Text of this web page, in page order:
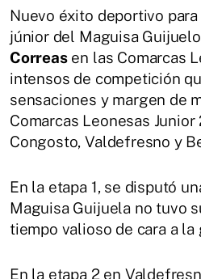
Nuevo éxito deportivo
júnior del Maguisa
Correasen las Comarcas
intensos de competición
sensaciones y margen de
Comarcas Leonesas
Congosto, Valdefresno y
En la etapa 1, se disputó
Maguisa Guijuela no tuvo
tiempo valioso de cara a la
En la etapa 2 en